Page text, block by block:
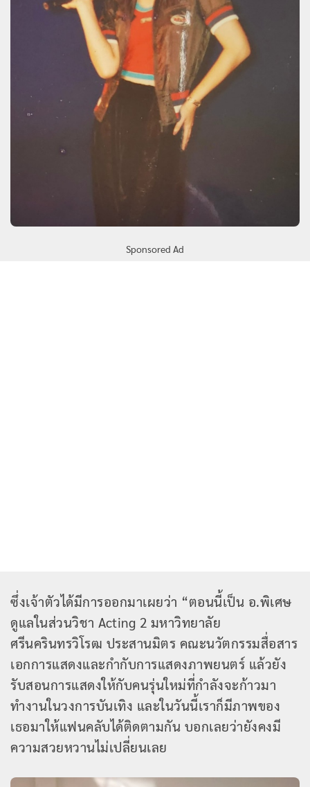
Sponsored Ad
ซึ่งเจ้าตัวได้มีการออกมาเผยว่า “ตอนนี้เป็น อ.พิเศษ
ดูแลในส่วนวิชา Acting 2 มหาวิทยาลัย
ศรีนครินทรวิโรฒ ประสานมิตร คณะนวัตกรรมสื่อสาร
เอกการแสดงและกำกับการแสดงภาพยนตร์ แล้วยัง
รับสอนการแสดงให้กับคนรุ่นใหม่ที่กำลังจะก้าวมา
ทำงานในวงการบันเทิง และในวันนี้เราก็มีภาพของ
เธอมาให้แฟนคลับได้ติดตามกัน บอกเลยว่ายังคงมี
ความสวยหวานไม่เปลี่ยนเลย